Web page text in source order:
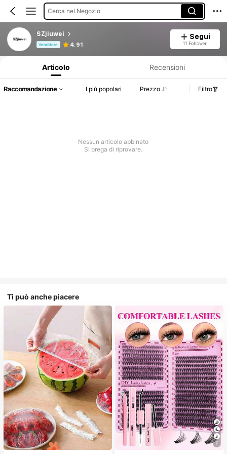
Cerca nel Negozio
SZjiuwei
Venditore 4.91
Segui
11 Follower
Articolo Recensioni
Raccomandazione I più popolari Prezzo Filtro
Nessun articolo abbinato
Si prega di riprovare.
Ti può anche piacere
7